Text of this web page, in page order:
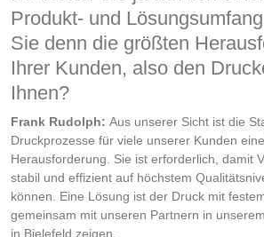
Produkt- und
Sie denn die größten
Ihrer Kunden, also den
Ihnen?
Frank Rudolph: Aus unserer Sicht ist die
Druckprozesse für viele unserer Kunden
Herausforderung. Sie ist erforderlich, damit
stabil und effizient auf höchstem
können. Eine Lösung ist der Druck mit
gemeinsam mit unseren Partnern in
in Bielefeld zeigen.